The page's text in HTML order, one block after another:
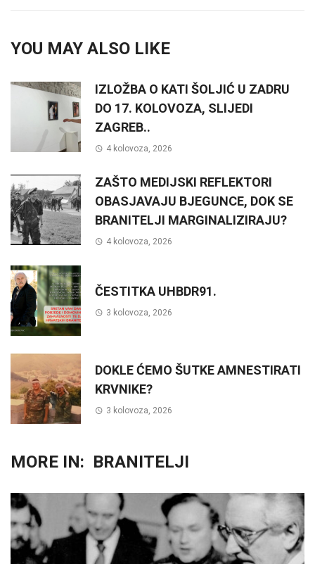
YOU MAY ALSO LIKE
IZLOŽBA O KATI ŠOLJIĆ U ZADRU
DO 17. KOLOVOZA, SLIJEDI
ZAGREB..
4 kolovoza, 2026
ZAŠTO MEDIJSKI REFLEKTORI
OBASJAVAJU BJEGUNCE, DOK SE
BRANITELJI MARGINALIZIRAJU?
4 kolovoza, 2026
ČESTITKA UHBDR91.
3 kolovoza, 2026
DOKLE ĆEMO ŠUTKE AMNESTIRATI
KRVNIKE?
3 kolovoza, 2026
MORE IN: BRANITELJI